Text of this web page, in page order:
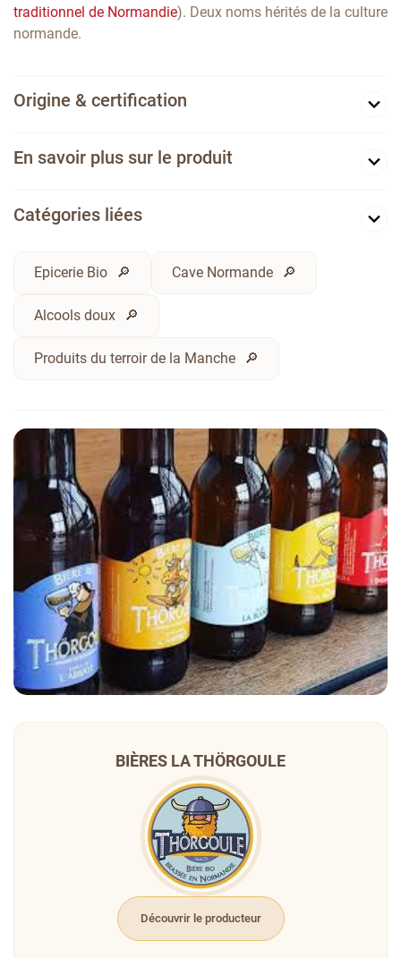
traditionnel de Normandie). Deux noms hérités de la culture
normande.
Origine & certification
En savoir plus sur le produit
Catégories liées
Epicerie Bio Cave Normande
Alcools doux
Produits du terroir de la Manche
BIÈRES LA THÖRGOULE
Découvrir le producteur